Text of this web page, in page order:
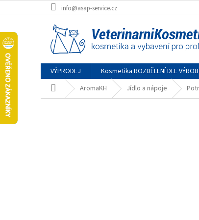
na
info@asap-service.cz
VÝPRODEJ Kosmetika ROZDĚLENÍ DLE
Domů AromaKH Jídlo a nápoje